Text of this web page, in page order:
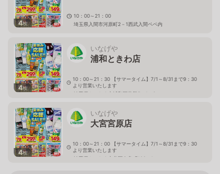
4枚
10：00～21：00
埼玉県入間市河原町2－1西武入間ペペ内
4枚
いなげや
浦和ときわ店
10：00～21：30 【サマータイム】7/1～8/31まで9：30
より営業いたします
埼玉県さいたま市浦和区常盤5－1－3
4枚
いなげや
大宮宮原店
10：00～21：00 【サマータイム】7/1～8/31まで9：30
より営業いたします
埼玉県さいたま市北区奈良町106－1